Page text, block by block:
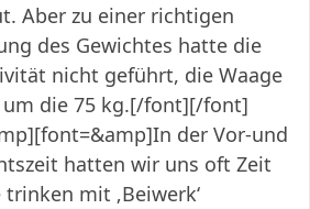
Aber zu einer richtigen
des Gewichtes hatte die
nicht geführt, die Waage
um die 75 kg.[/font][/font]
der Vor-und
hatten wir uns oft Zeit
trinken mit ‚Beiwerk‘